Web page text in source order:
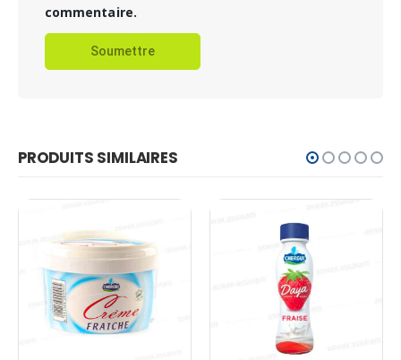
commentaire.
PRODUITS SIMILAIRES